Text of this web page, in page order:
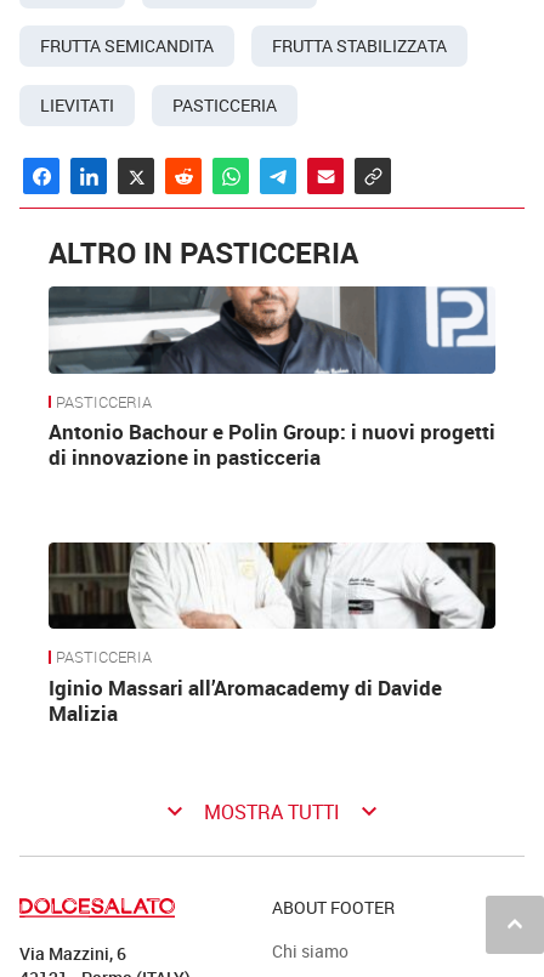
FRUTTA SEMICANDITA FRUTTA STABILIZZATA
LIEVITATI PASTICCERIA
ALTRO IN PASTICCERIA
PASTICCERIA
Antonio Bachour e Polin Group: i nuovi progetti
di innovazione in pasticceria
PASTICCERIA
Iginio Massari all’Aromacademy di Davide
Malizia
keyboard_arrow_down MOSTRA TUTTI keyboard_arrow_down
keyboard_arrow_up
Via Mazzini, 6
ABOUT FOOTER
Chi siamo